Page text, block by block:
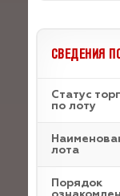
СВЕДЕНИЯ
Статус
по лоту
лота
Порядок